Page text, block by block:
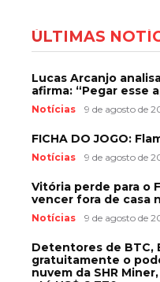
ÚLTIMAS
Lucas Arcanjo
afirma: “Pegar esse
Notícias 9 de agosto de
FICHA DO JOGO:
Notícias 9 de agosto de
Vitória perde para o
vencer fora de casa
Notícias 9 de agosto de
Detentores de BTC,
gratuitamente o
nuvem da SHR